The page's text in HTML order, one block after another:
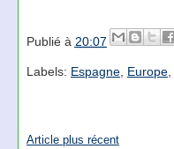
Publié à 20:07
Labels: Espagne, Europe,
Article plus récent